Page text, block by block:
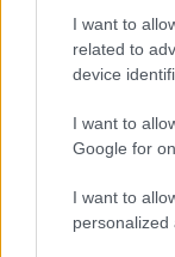
I want to
related to
device
I want to
Google for
I want to
personalized